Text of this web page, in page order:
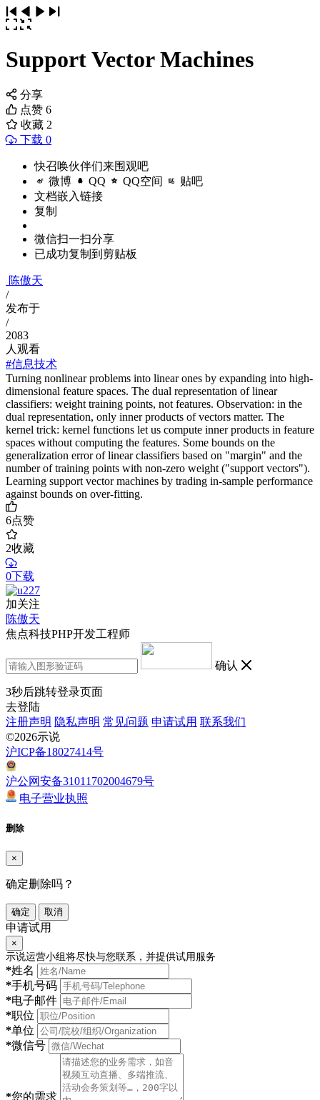
Support Vector Machines
分享
点赞 6
收藏 2
下载 0
快召唤伙伴们来围观吧
微博 QQ QQ空间 贴吧
文档嵌入链接
复制
微信扫一扫分享
已成功复制到剪贴板
陈傲天
/
发布于
/
2083
人观看
#信息技术
Turning nonlinear problems into linear ones by expanding into high-
dimensional feature spaces. The dual representation of linear
classifiers: weight training points, not features. Observation: in the
dual representation, only inner products of vectors matter. The
kernel trick: kernel functions let us compute inner products in feature
spaces without computing the features. Some bounds on the
generalization error of linear classifiers based on "margin" and the
number of training points with non-zero weight ("support vectors").
Learning support vector machines by trading in-sample performance
against bounds on over-fitting.
6点赞
2收藏
0下载
加关注
陈傲天
焦点科技PHP开发工程师
确认
3秒后跳转登录页面
去登陆
注册声明 隐私声明 常见问题 申请试用 联系我们
©2026示说
沪ICP备18027414号
沪公网安备31011702004679号
电子营业执照
删除
×
确定删除吗？
确定 取消
申请试用
×
示说运营小组将尽快与您联系，并提供试用服务
*姓名
*手机号码
*电子邮件
*职位
*单位
*微信号
*您的需求